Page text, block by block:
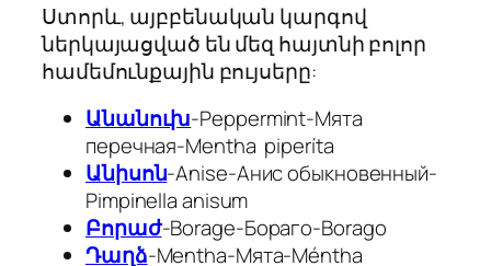
Ստորև, այբբենական կարգով
ներկայացված են մեզ հայտնի բոլոր
համեմունքային բույսերը:
Անանուխ-Peppermint-Мята
перечная-Mentha piperíta
Անիսոն-Anise-Анис обыкновенный-
Pimpinella anisum
Բորաժ-Borage-Бораго-Borago
Դաղձ-Mentha-Мята-Méntha